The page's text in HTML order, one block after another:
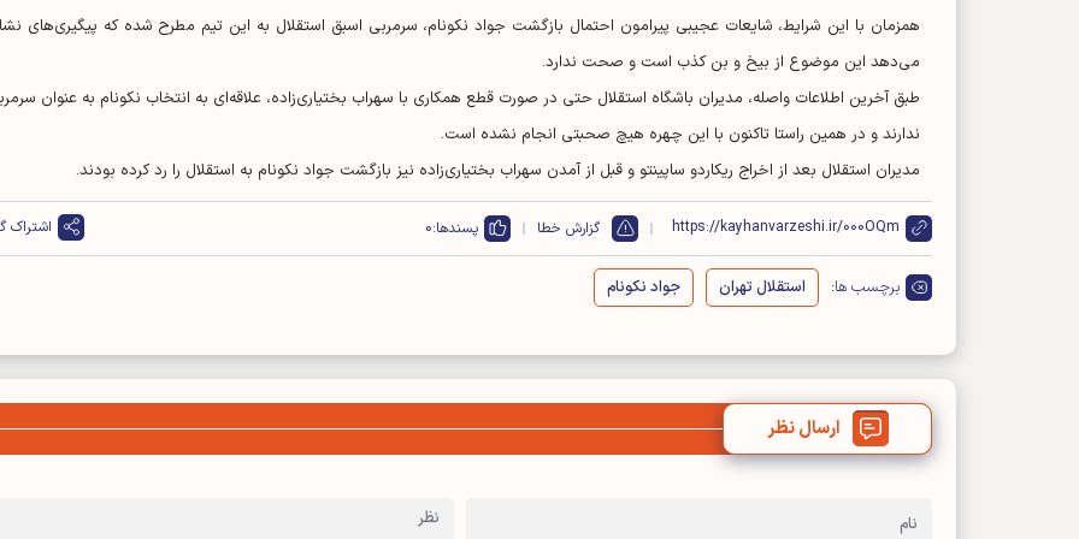
همزمان با این شرایط، شایعات عجیبی پیرامون احتمال بازگشت جواد نکونام، سرمربی اسبق استقلال به این تیم مطرح شده که پیگیری‌های
می‌دهد این موضوع از بیخ و بن کذب است و صحت ندارد.
طبق آخرین اطلاعات واصله، مدیران باشگاه استقلال حتی در صورت قطع همکاری با سهراب بختیاری‌زاده، علاقه‌ای به انتخاب نکونام به عنوان
ندارند و در همین راستا تاکنون با این چهره هیچ صحبتی انجام نشده است.
مدیران استقلال بعد از اخراج ریکاردو ساپینتو و قبل از آمدن سهراب بختیاری‌زاده نیز بازگشت جواد نکونام به استقلال را رد کرده بودند.
https://kayhanvarzeshi.ir/000OQm گزارش خطا پسندها:0 اشتراک
برچسب ها: استقلال تهران جواد نکونام
ارسال نظر